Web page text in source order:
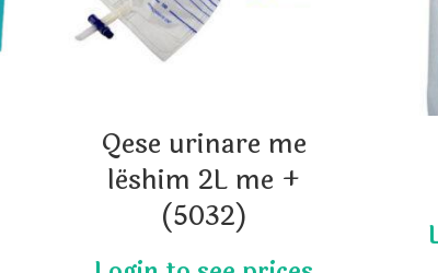
Qese urinare me
lëshim 2L me +
(5032)